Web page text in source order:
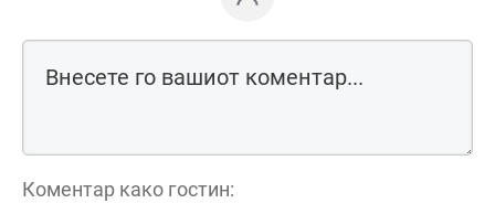
Коментар како гостин: